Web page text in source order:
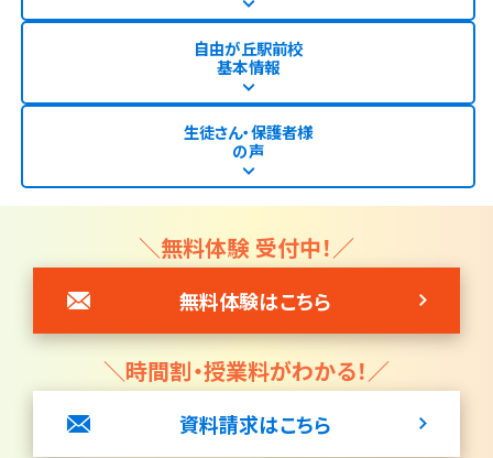
自由が丘駅前校
基本情報
生徒さん・保護者様
の声
＼無料体験 受付中！／
無料体験はこちら
＼時間割・授業料がわかる！／
資料請求はこちら